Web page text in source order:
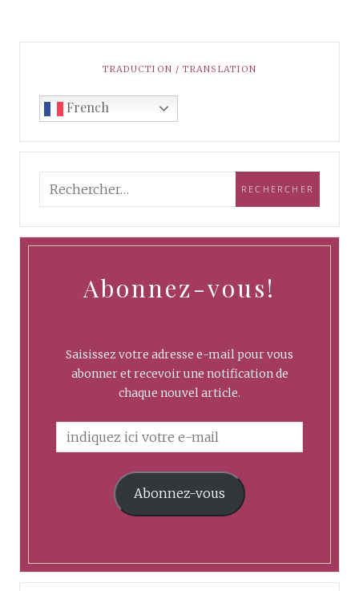
TRADUCTION / TRANSLATION
French
Abonnez-vous!
Saisissez votre adresse e-mail pour vous
abonner et recevoir une notification de
chaque nouvel article.
Abonnez-vous